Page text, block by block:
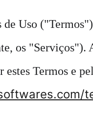
de Uso
os "Serviços").
estes Termos e